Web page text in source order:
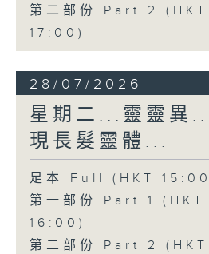
第二部份 Part 2
17:00)
28/07/2026
星期二...靈靈異
現長髮靈體...
足本 Full (HKT
第一部份 Part 1
16:00)
第二部份 Part 2